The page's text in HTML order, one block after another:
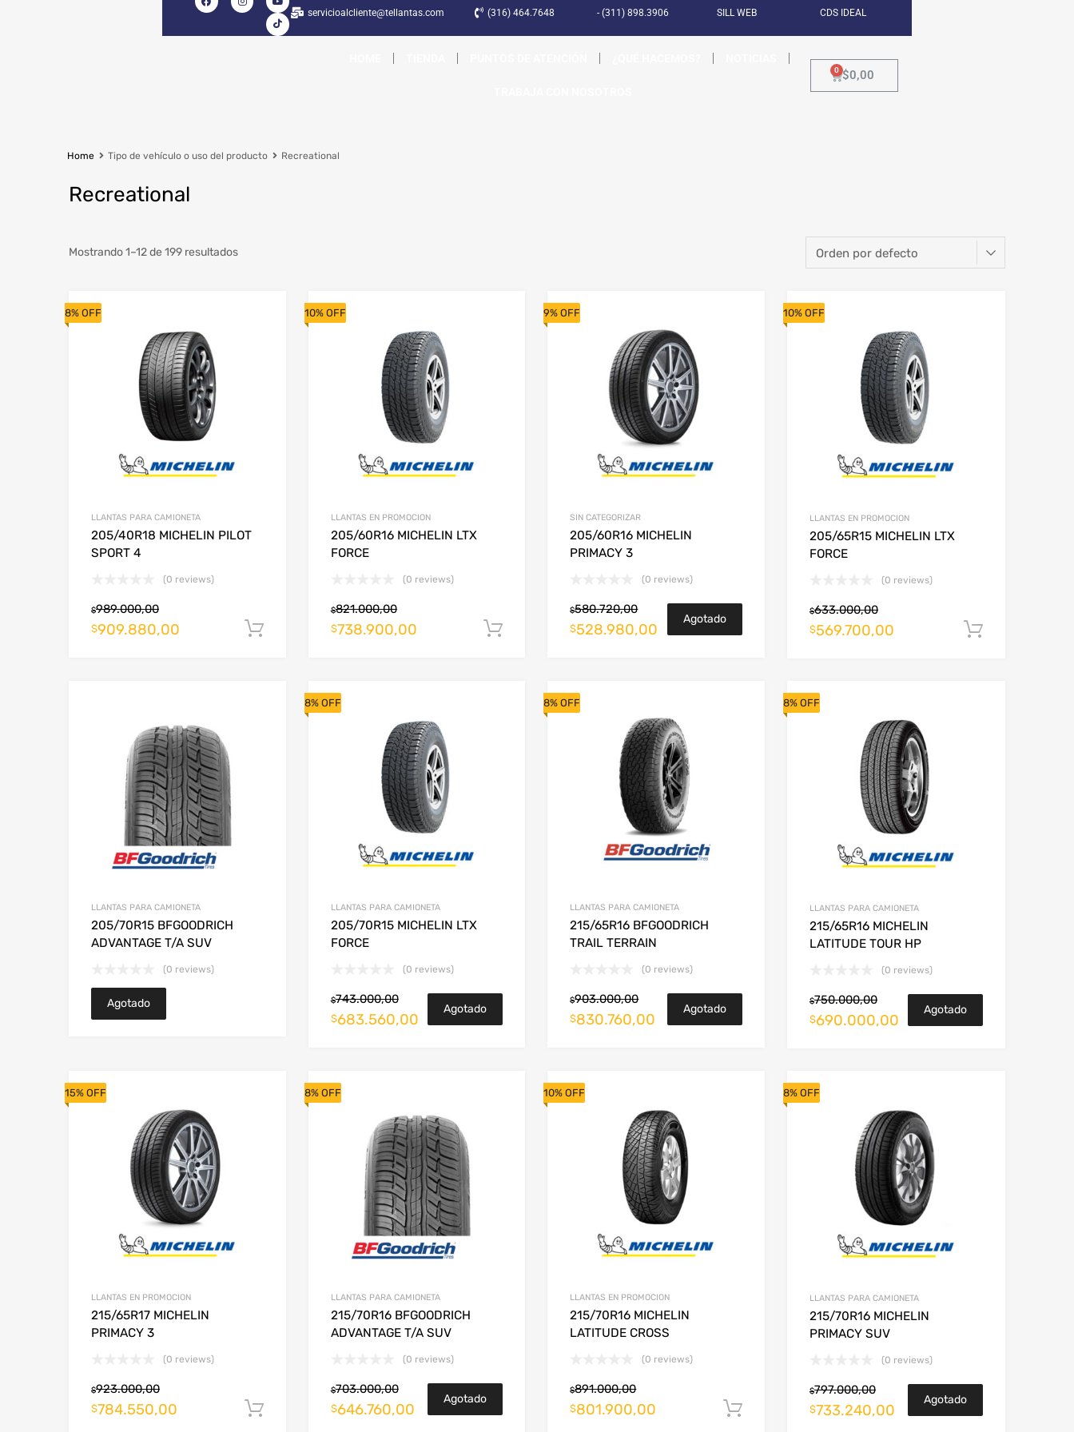
servicioalcliente@tellantas.com (316) 464.7648 - (311) 898.3906 SILL WEB CDS IDEAL
$0,00
Home Tipo de vehículo o uso del producto Recreational
Recreational
Seleccionar Ancho
Diámetro del Rin
Mostrando 1–12 de 199 resultados
8% OFF
LLANTAS PARA CAMIONETA
205/40R18 MICHELIN PILOT
SPORT 4
(0 reviews)
$989.000,00
$909.880,00 Añadir al carrito
10% OFF
LLANTAS EN PROMOCION
205/60R16 MICHELIN LTX
FORCE
(0 reviews)
$821.000,00
$738.900,00 Añadir al carrito
9% OFF
SIN CATEGORIZAR
205/60R16 MICHELIN
PRIMACY 3
(0 reviews)
$580.720,00
$528.980,00
Agotado
10% OFF
LLANTAS EN PROMOCION
205/65R15 MICHELIN LTX
FORCE
(0 reviews)
$633.000,00
$569.700,00
LLANTAS PARA CAMIONETA
205/70R15 BFGOODRICH
ADVANTAGE T/A SUV
(0 reviews)
Agotado
8% OFF
LLANTAS PARA CAMIONETA
205/70R15 MICHELIN LTX
FORCE
(0 reviews)
$743.000,00
$683.560,00
Agotado
8% OFF
LLANTAS PARA CAMIONETA
215/65R16 BFGOODRICH
TRAIL TERRAIN
(0 reviews)
$903.000,00
$830.760,00
Agotado
8% OFF
LLANTAS PARA CAMIONETA
215/65R16 MICHELIN
LATITUDE TOUR HP
(0 reviews)
$750.000,00
$690.000,00
Agotado
15% OFF
LLANTAS EN PROMOCION
215/65R17 MICHELIN
PRIMACY 3
(0 reviews)
$923.000,00
$784.550,00 Añadir al carrito
8% OFF
LLANTAS PARA CAMIONETA
215/70R16 BFGOODRICH
ADVANTAGE T/A SUV
(0 reviews)
$703.000,00
$646.760,00
Agotado
10% OFF
LLANTAS EN PROMOCION
215/70R16 MICHELIN
LATITUDE CROSS
(0 reviews)
$891.000,00
$801.900,00 Añadir al carrito
8% OFF
LLANTAS PARA CAMIONETA
215/70R16 MICHELIN
PRIMACY SUV
(0 reviews)
$797.000,00
$733.240,00
Agotado